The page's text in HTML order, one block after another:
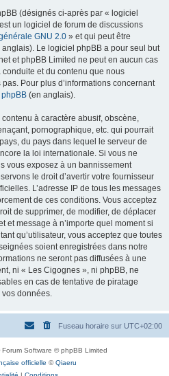
(désignés ci-après par « logiciel
un logiciel de forum de discussions
GNU 2.0 » et qui peut être
anglais). Le logiciel phpBB a pour seul but
et phpBB Limited ne peut en aucun cas
et du contenu que nous
Pour plus d’informations concernant
phpBB (en anglais).
à caractère abusif, obscène,
pornographique, etc. qui pourrait
du pays dans lequel le serveur de
la loi internationale. Si vous ne
vous exposez à un bannissement
le droit d’avertir votre fournisseur
L’adresse IP de tous les messages
de ces conditions. Vous acceptez
de supprimer, de modifier, de déplacer
et message à n’importe quel moment si
qu’utilisateur, vous acceptez que toutes
soient enregistrées dans notre
ne seront pas diffusées à une
ni « Les Cigognes », ni phpBB, ne
en cas de tentative de piratage
données.
Fuseau horaire sur UTC+02:00
Forum Software © phpBB Limited
officielle ©Qiaeru